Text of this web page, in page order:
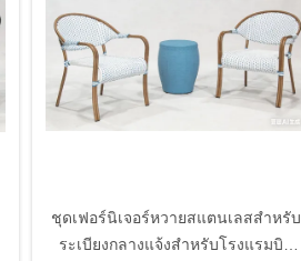
ชุดเฟอร์นิเจอร์หวายสแตนเลสสำหรับ
ระเบียงกลางแจ้งสำหรับโรงแรมบิส